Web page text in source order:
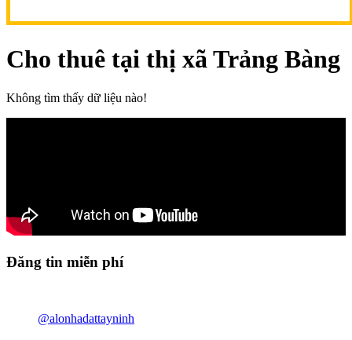
Cho thuê tại thị xã Trảng Bàng
Không tìm thấy dữ liệu nào!
Đăng tin miễn phí
@alonhadattayninh